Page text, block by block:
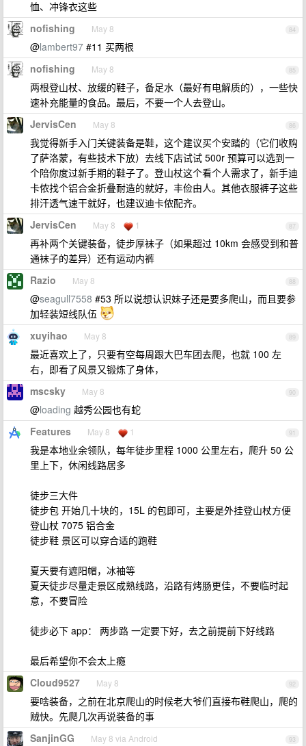
恤、冲锋衣这些
84
nofishing May 8
@lambert97 #11 买两根
85
nofishing May 8
两根登山杖、放缓的鞋子，备足水（最好有电解质的），一些快
速补充能量的食品。最后，不要一个人去登山。
86
JervisCen May 8
我觉得新手入门关键装备是鞋，这个建议买个安踏的（它们收购
了萨洛蒙，有些技术下放）去线下店试试 500r 预算可以选到一
个陪你度过新手期的鞋子了。登山杖这个看个人需求了，新手迪
卡侬找个铝合金折叠耐造的就好，丰俭由人。其他衣服裤子这些
排汗透气速干就好，也建议迪卡侬配齐。
87
JervisCen May 8 1
再补两个关键装备，徒步厚袜子（如果超过 10km 会感受到和普
通袜子的差异）还有运动内裤
88
Razio May 8
@seagull7558 #53 所以说想认识妹子还是要多爬山，而且要参
加轻装短线队伍
89
xuyihao May 8
最近喜欢上了，只要有空每周跟大巴车团去爬，也就 100 左
右，即看了风景又锻炼了身体，
90
mscsky May 8
@loading 越秀公园也有蛇
91
Features May 8 1
我是本地业余领队，每年徒步里程 1000 公里左右，爬升 50 公
里上下，休闲线路居多
徒步三大件
徒步包 开始几十块的，15L 的包即可，主要是外挂登山杖方便
登山杖 7075 铝合金
徒步鞋 景区可以穿合适的跑鞋
夏天要有遮阳帽，冰袖等
夏天徒步尽量走景区成熟线路，沿路有烤肠更佳，不要临时起
意，不要冒险
徒步必下 app： 两步路 一定要下好，去之前提前下好线路
最后希望你不会太上瘾
92
Cloud9527 May 8
要啥装备，之前在北京爬山的时候老大爷们直接布鞋爬山，爬的
贼快。先爬几次再说装备的事
93
SanjinGG May 8 via Android